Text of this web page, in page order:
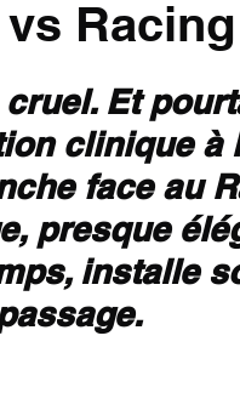
Racing
cruel. Et
clinique à
face au
presque
installe